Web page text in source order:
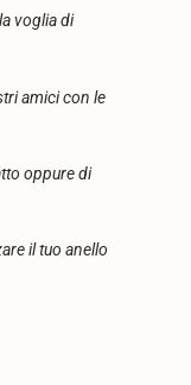
voglia di
amici con le
oppure di
il tuo anello